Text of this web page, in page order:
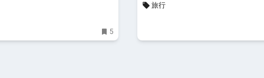
5
旅行